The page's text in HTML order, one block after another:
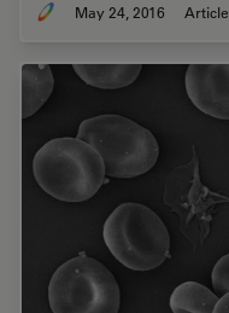
May 24, 2016 Article